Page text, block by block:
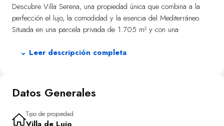
Descubre Villa Serena, una propiedad única que combina a la
perfección el lujo, la comodidad y la esencia del Mediterráneo.
Situada en una parcela privada de 1.705 m² y con una
diseñado para disfrutar al máximo de la luz, el clima y la
cuidadosamente diseñado para ofrecer espacios amplios,
hogar inigualable.
⌄ Leer descripción completa
Datos Generales
Tipo de propiedad